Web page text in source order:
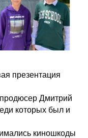
презентация
Дмитрий
которых был и
киношкоды